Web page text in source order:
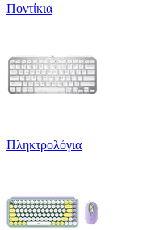
Ποντίκια
Πληκτρολόγια